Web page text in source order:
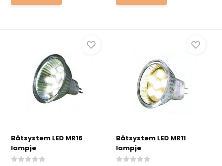
Båtsystem LED MR16
lampje
Båtsystem LED MR11
lampje